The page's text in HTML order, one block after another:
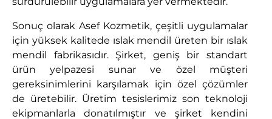
Sonuç olarak Asef Kozmetik, çeşitli uygulamalar
için yüksek kalitede ıslak mendil üreten bir ıslak
mendil fabrikasıdır. Şirket, geniş bir standart
ürün yelpazesi sunar ve özel müşteri
gereksinimlerini karşılamak için özel çözümler
de üretebilir. Üretim tesislerimiz son teknoloji
ekipmanlarla donatılmıştır ve şirket kendini